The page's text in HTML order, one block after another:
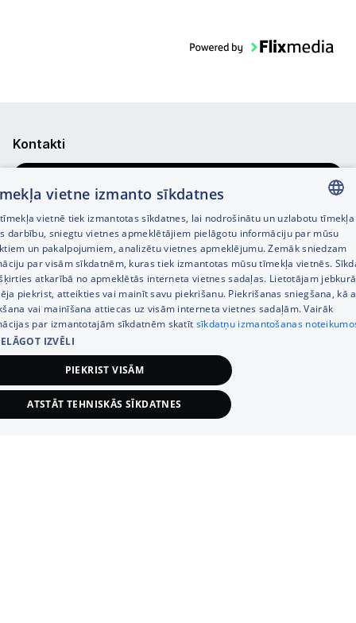
Kontakti
Veikalu meklētājs
Uzdot jautājumu
Tālrunis+371 67333733
Klientu apkalpošanas darba laiks:
Darba dienās 8:00 – 21:00,
S., Sv. 9:00 – 18:00
Kategorijas
Informācija
LATVIAN
RUSSIAN
ENGLISH
vietne izmanto sīkdatnes
vietnē tiek izmantotas sīkdatnes, lai nodrošinātu un uzlabotu tīmekļa
darbību, sniegtu vietnes apmeklētājiem pielāgotu informāciju par mūsu
un pakalpojumiem, analizētu vietnes apmeklējumu. Zemāk sniedzam
par visām sīkdatnēm, kuras tiek izmantotas mūsu tīmekļa vietnēs.
atkarībā no apmeklētās interneta vietnes sadaļas. Lietotājam
piekrist, atteikties vai mainīt savu piekrišanu. Piekrišanas sniegšana, kā
vai mainīšana attiecas uz visām interneta vietnes sadaļām. Vairāk
par izmantotajām sīkdatnēm skatīt sīkdatņu izmantošanas
IZVĒLI
PIEKRIST VISĀM
ATSTĀT TEHNISKĀS SĪKDATNES